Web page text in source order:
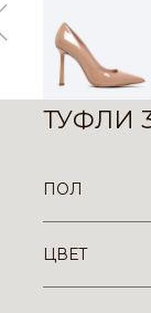
ТУФЛИ
ПОЛ
ЦВЕТ